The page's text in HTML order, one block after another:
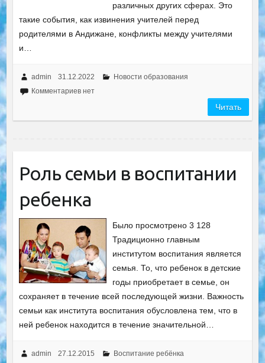
различных других сферах. Это
такие события, как извинения учителей перед
родителями в Андижане, конфликты между учителями
и…
admin 31.12.2022
Новости образования
Комментариев нет
Читать
Роль семьи в воспитании
ребенка
Было просмотрено 3 128
Традиционно главным
институтом воспитания является
семья. То, что ребенок в детские
годы приобретает в семье, он
сохраняет в течение всей последующей жизни. Важность
семьи как института воспитания обусловлена тем, что в
ней ребенок находится в течение значительной…
admin 27.12.2015
Воспитание ребёнка